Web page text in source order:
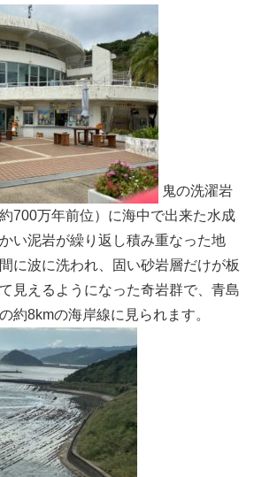
鬼の洗濯岩
700万年前位）に海中で出来た水成
い泥岩が繰り返し積み重なった地
に波に洗われ、固い砂岩層だけが板
見えるようになった奇岩群で、青島
約8kmの海岸線に見られます。